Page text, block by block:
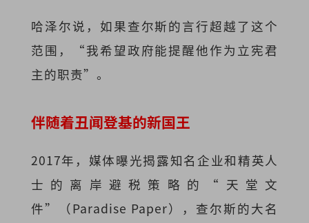
哈泽尔说，如果查尔斯的言行超越了这个
范围，“我希望政府能提醒他作为立宪君
主的职责”。
伴随着丑闻登基的新国王
2017年，媒体曝光揭露知名企业和精英人
士的离岸避税策略的“天堂文
件”（Paradise Paper），查尔斯的大名